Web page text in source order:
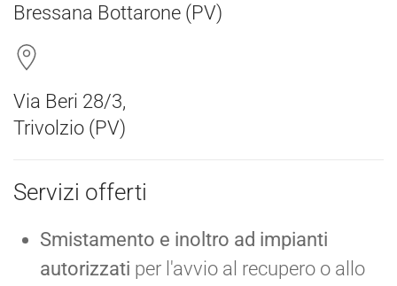
Bressana Bottarone (PV)
Via Beri 28/3,
Trivolzio (PV)
Servizi offerti
Smistamento e inoltro ad impianti
autorizzati per l'avvio al recupero o allo